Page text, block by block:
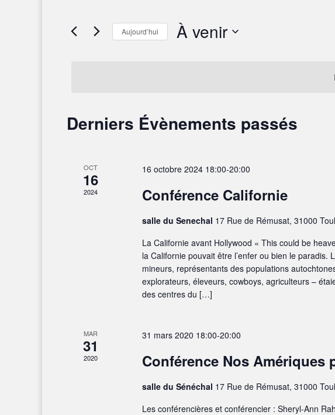
Aujourd’hui À venir
Derniers Évènements passés
OCT
16
2024
16 octobre 2024 18:00-20:00
Conférence Californie
salle du Senechal 17 Rue de Rémusat, 31000
La Californie avant Hollywood « This could be
la Californie pouvait être l’enfer ou bien le paradis.
mineurs, représentants des populations
explorateurs, éleveurs, cowboys, agriculteurs –
des centres du […]
MAR
31
2020
31 mars 2020 18:00-20:00
Conférence Nos Amériques
salle du Sénéchal 17 Rue de Rémusat, 31000
Les conférencières et conférencier : Sheryl-Ann